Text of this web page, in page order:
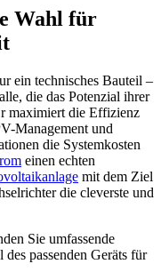
Wahl für
ein technisches Bauteil –
die das Potenzial ihrer
maximiert die Effizienz
Management und
die Systemkosten
einen echten
mit dem Ziel
die cleverste und
Sie umfassende
passenden Geräts für